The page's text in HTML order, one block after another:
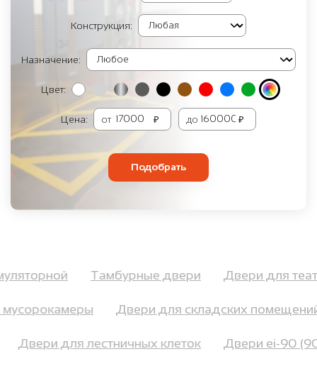
Конструкция:
Назначение:
Цвет:
Цена: от ₽ до ₽
Подобрать
Тамбурные двери Двери для
Двери для складских помещений
Двери для лестничных клеток Двери ei-90